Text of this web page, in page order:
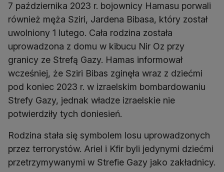
7 października 2023 r. bojownicy Hamasu porwali
również męża Sziri, Jardena Bibasa, który został
uwolniony 1 lutego. Cała rodzina została
uprowadzona z domu w kibucu Nir Oz przy
granicy ze Strefą Gazy. Hamas informował
wcześniej, że Sziri Bibas zginęła wraz z dziećmi
pod koniec 2023 r. w izraelskim bombardowaniu
Strefy Gazy, jednak władze izraelskie nie
potwierdziły tych doniesień.
Rodzina stała się symbolem losu uprowadzonych
przez terrorystów. Ariel i Kfir byli jedynymi dziećmi
przetrzymywanymi w Strefie Gazy jako zakładnicy.